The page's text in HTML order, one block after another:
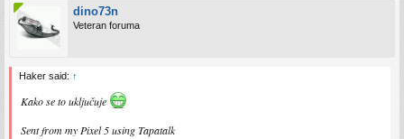
dino73n
Veteran foruma
Haker said: ↑
Kako se to uključuje
Sent from my Pixel 5 using Tapatalk